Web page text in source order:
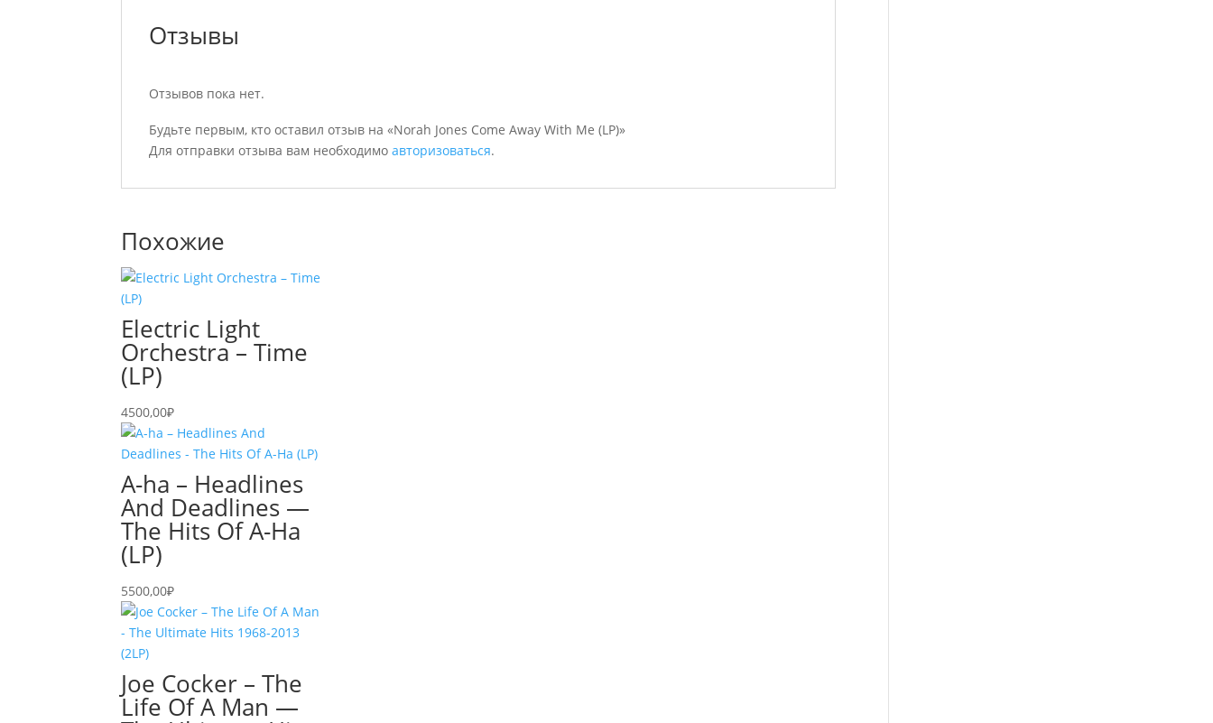
Отзывы
Отзывов пока нет.
Будьте первым, кто оставил отзыв на «Norah Jones Come Away With Me (LP)»
Для отправки отзыва вам необходимоавторизоваться.
Похожие
Electric Light
Orchestra – Time
(LP)
4500,00₽
A-ha – Headlines
And Deadlines —
The Hits Of A-Ha
(LP)
5500,00₽
Joe Cocker – The
Life Of A Man —